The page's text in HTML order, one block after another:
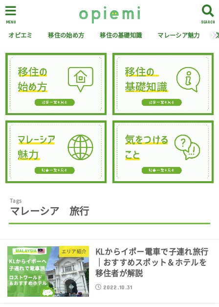
SEARCH
MENU
オピエミ 移住の始め方 移住の基礎知識 マレーシア魅力
マレーシア 旅行
エリア紹介
KLからイポー電車で子連れ旅行
｜おすすめスポット＆ホテルを
移住者が解説
2022.10.31